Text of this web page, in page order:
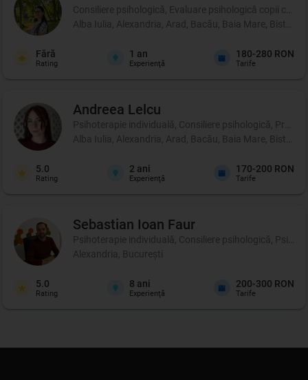
Consiliere psihologică, Evaluare psihologică copii cu
Alba Iulia, Alexandria, Arad, Bacău, Baia Mare,
Fără
Rating
1 an
Experienţă
180-280 RON
Tarife
Andreea Lelcu
Psihoterapie individuală, Consiliere psihologică, Profil
Alba Iulia, Alexandria, Arad, Bacău, Baia Mare,
5.0
Rating
2 ani
Experienţă
170-200 RON
Tarife
Sebastian Ioan Faur
Psihoterapie individuală, Consiliere psihologică,
Alexandria, București
5.0
Rating
8 ani
Experienţă
200-300 RON
Tarife